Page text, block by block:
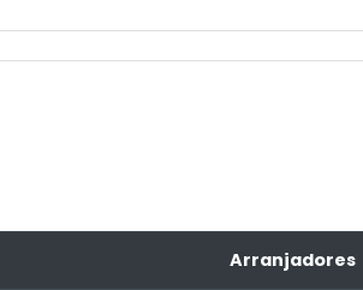
Arranjadores